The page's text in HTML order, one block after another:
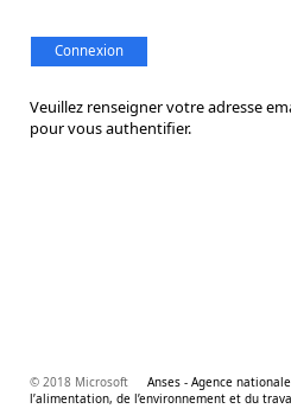
Connexion
Veuillez renseigner votre adresse
pour vous authentifier.
© 2018 Microsoft
Anses - Agence
l’alimentation, de l’environnement et du